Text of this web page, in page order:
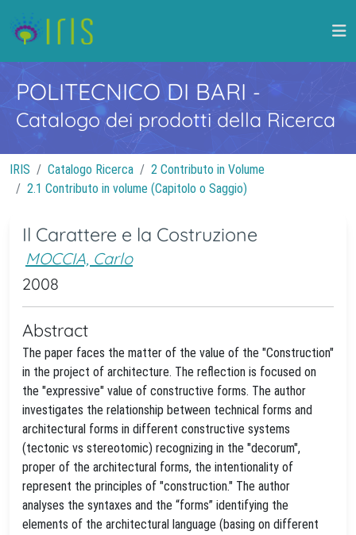
POLITECNICO DI BARI -
Catalogo dei prodotti della Ricerca
IRIS Catalogo Ricerca
2 Contributo in Volume
2.1 Contributo in volume (Capitolo o Saggio)
Il Carattere e la Costruzione
MOCCIA, Carlo
2008
Abstract
The paper faces the matter of the value of the "Construction"
in the project of architecture. The reflection is focused on
the "expressive" value of constructive forms. The author
investigates the relationship between technical forms and
architectural forms in different constructive systems
(tectonic vs stereotomic) recognizing in the "decorum",
proper of the architectural forms, the intentionality of
represent the principles of "construction." The author
analyses the syntaxes and the “forms” identifying the
elements of the architectural language (basing on different